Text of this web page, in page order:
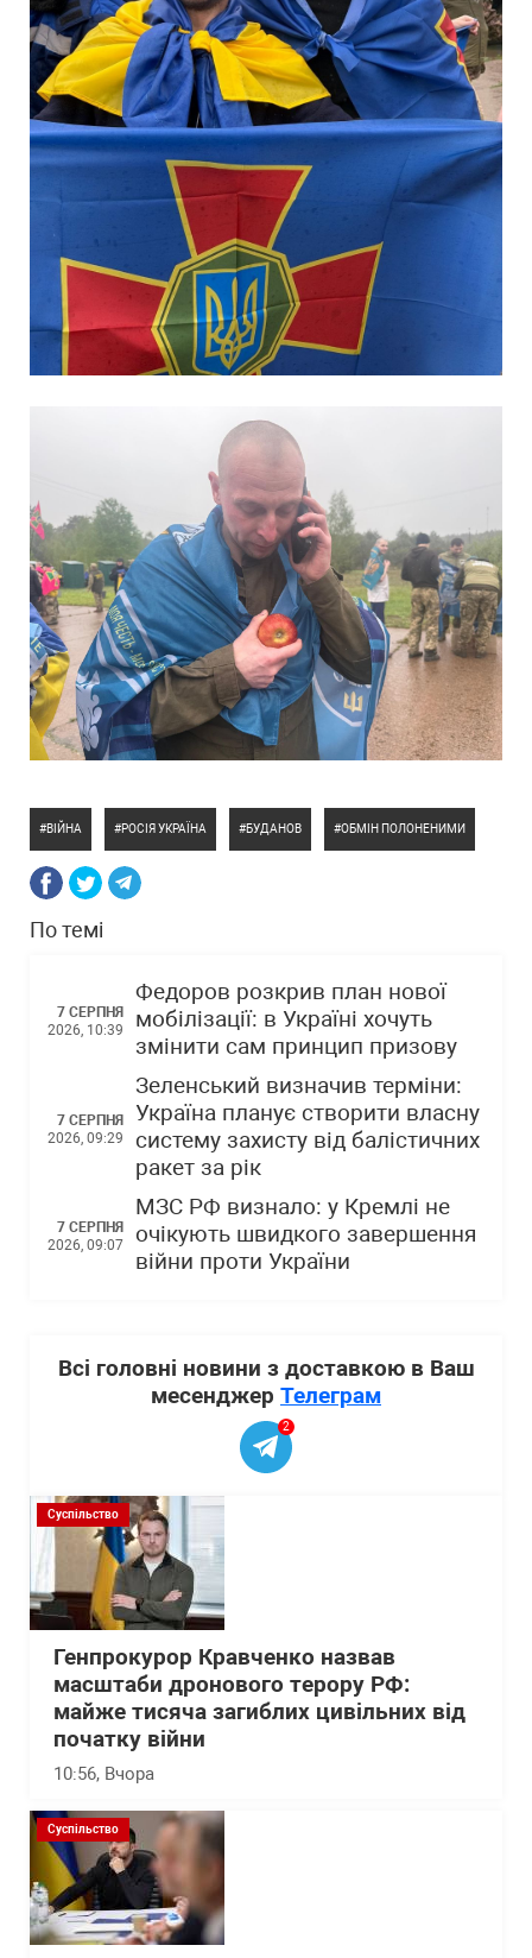
ВІЙНА РОСІЯ УКРАЇНА БУДАНОВ ОБМІН ПОЛОНЕНИМИ
По темі
7 СЕРПНЯ
2026, 10:39
Федоров розкрив план нової
мобілізації: в Україні хочуть
змінити сам принцип призову
7 СЕРПНЯ
2026, 09:29
Зеленський визначив терміни:
Україна планує створити власну
систему захисту від балістичних
ракет за рік
7 СЕРПНЯ
2026, 09:07
МЗС РФ визнало: у Кремлі не
очікують швидкого завершення
війни проти України
Всі головні новини з доставкою в Ваш
месенджер Телеграм
2
Суспільство
Генпрокурор Кравченко назвав
масштаби дронового терору РФ:
майже тисяча загиблих цивільних від
початку війни
10:56, Вчора
Суспільство